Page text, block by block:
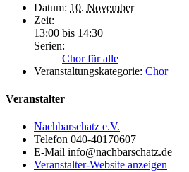
Datum: 10. November
Zeit:
13:00 bis 14:30
Serien:
Chor für alle
Veranstaltungskategorie: Chor
Veranstalter
Nachbarschatz e.V.
Telefon 040-40170607
E-Mail info@nachbarschatz.de
Veranstalter-Website anzeigen